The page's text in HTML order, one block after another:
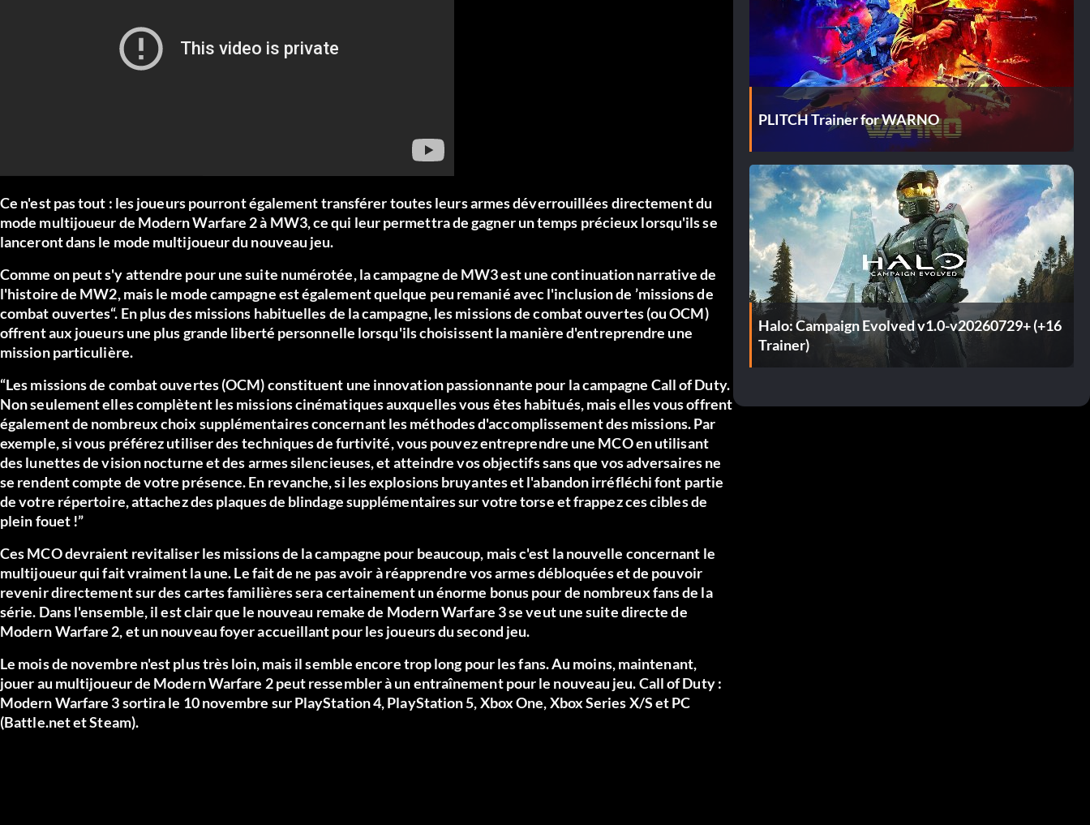
Ce n'est pas tout : les joueurs pourront également transférer toutes leurs armes déverrouillées directement du
mode multijoueur de Modern Warfare 2 à MW3, ce qui leur permettra de gagner un temps précieux lorsqu'ils se
lanceront dans le mode multijoueur du nouveau jeu.
Comme on peut s'y attendre pour une suite numérotée, la campagne de MW3 est une continuation narrative de
l'histoire de MW2, mais le mode campagne est également quelque peu remanié avec l'inclusion de ’missions de
combat ouvertes“. En plus des missions habituelles de la campagne, les missions de combat ouvertes (ou OCM)
offrent aux joueurs une plus grande liberté personnelle lorsqu'ils choisissent la manière d'entreprendre une
mission particulière.
“Les missions de combat ouvertes (OCM) constituent une innovation passionnante pour la campagne Call of Duty.
Non seulement elles complètent les missions cinématiques auxquelles vous êtes habitués, mais elles vous offrent
également de nombreux choix supplémentaires concernant les méthodes d'accomplissement des missions. Par
exemple, si vous préférez utiliser des techniques de furtivité, vous pouvez entreprendre une MCO en utilisant
des lunettes de vision nocturne et des armes silencieuses, et atteindre vos objectifs sans que vos adversaires ne
se rendent compte de votre présence. En revanche, si les explosions bruyantes et l'abandon irréfléchi font partie
de votre répertoire, attachez des plaques de blindage supplémentaires sur votre torse et frappez ces cibles de
plein fouet !”
Ces MCO devraient revitaliser les missions de la campagne pour beaucoup, mais c'est la nouvelle concernant le
multijoueur qui fait vraiment la une. Le fait de ne pas avoir à réapprendre vos armes débloquées et de pouvoir
revenir directement sur des cartes familières sera certainement un énorme bonus pour de nombreux fans de la
série. Dans l'ensemble, il est clair que le nouveau remake de Modern Warfare 3 se veut une suite directe de
Modern Warfare 2, et un nouveau foyer accueillant pour les joueurs du second jeu.
Le mois de novembre n'est plus très loin, mais il semble encore trop long pour les fans. Au moins, maintenant,
jouer au multijoueur de Modern Warfare 2 peut ressembler à un entraînement pour le nouveau jeu. Call of Duty :
Modern Warfare 3 sortira le 10 novembre sur PlayStation 4, PlayStation 5, Xbox One, Xbox Series X/S et PC
(Battle.net et Steam).
PLITCH Trainer for WARNO
Halo: Campaign Evolved v1.0-v20260729+ (+16
Trainer)